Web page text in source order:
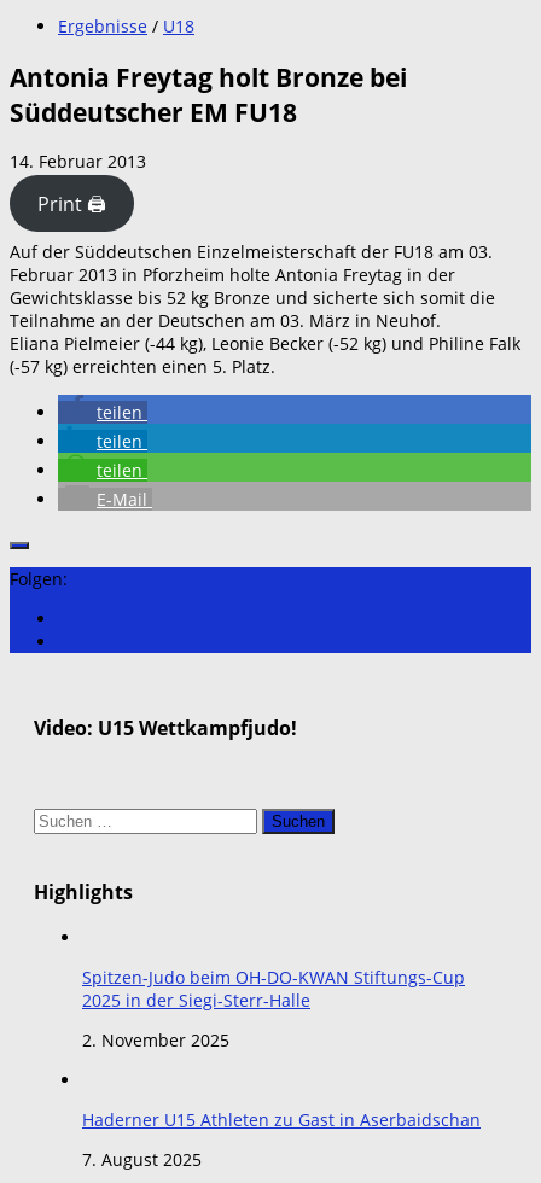
Ergebnisse / U18
Antonia Freytag holt Bronze bei
Süddeutscher EM FU18
14. Februar 2013
Print 🖨
Auf der Süddeutschen Einzelmeisterschaft der FU18 am 03.
Februar 2013 in Pforzheim holte Antonia Freytag in der
Gewichtsklasse bis 52 kg Bronze und sicherte sich somit die
Teilnahme an der Deutschen am 03. März in Neuhof.
Eliana Pielmeier (-44 kg), Leonie Becker (-52 kg) und Philine Falk
(-57 kg) erreichten einen 5. Platz.
teilen
teilen
teilen
E-Mail
Folgen:
Video: U15 Wettkampfjudo!
Suchen
nach:
Highlights
Spitzen-Judo beim OH-DO-KWAN Stiftungs-Cup
2025 in der Siegi-Sterr-Halle
2. November 2025
Haderner U15 Athleten zu Gast in Aserbaidschan
7. August 2025